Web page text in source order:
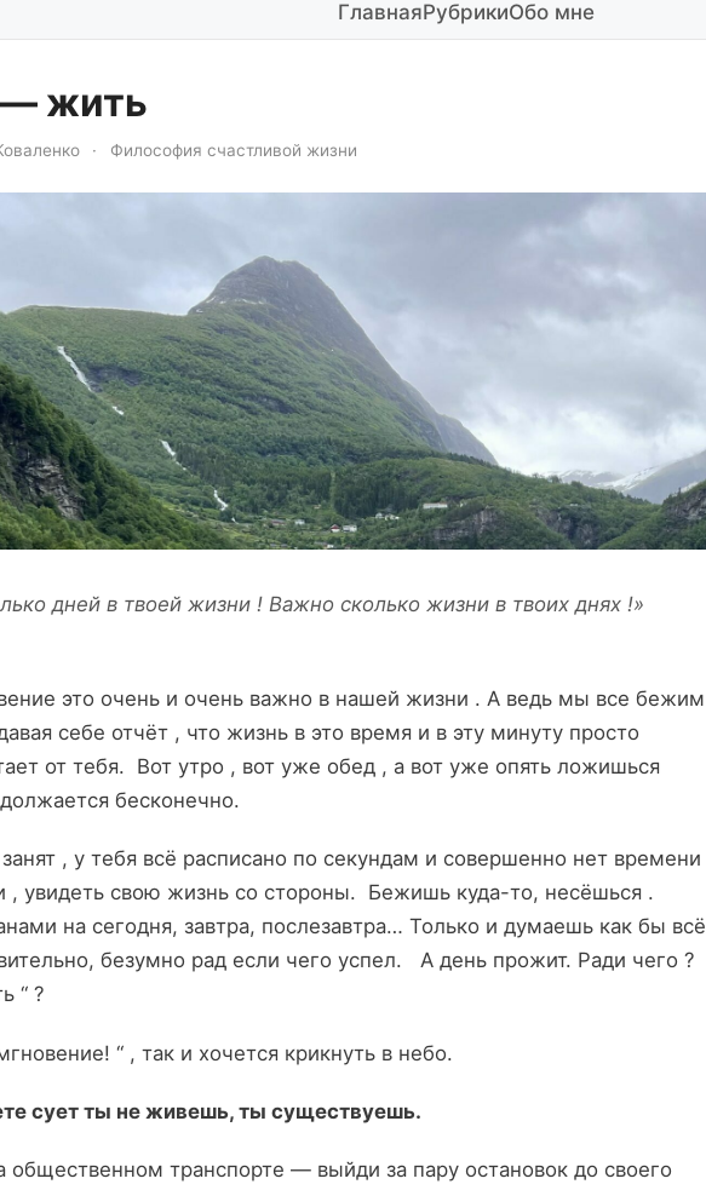
ГлавнаяРубрикиОбо мне
жить
· Философия счастливой жизни
дней в твоей жизни ! Важно сколько жизни в твоих днях !»
это очень и очень важно в нашей жизни . А ведь мы все бежим
себе отчёт , что жизнь в это время и в эту минуту просто
от тебя. Вот утро , вот уже обед , а вот уже опять ложишься
бесконечно.
, у тебя всё расписано по секундам и совершенно нет времени
, увидеть свою жизнь со стороны. Бежишь куда-то, несёшься .
на сегодня, завтра, послезавтра… Только и думаешь как бы всё
безумно рад если чего успел. А день прожит. Ради чего ?
“ ?
“ , так и хочется крикнуть в небо.
сует ты не живешь, ты существуешь.
транспорте — выйди за пару остановок до своего